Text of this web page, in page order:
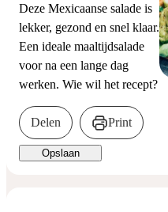
Deze Mexicaanse salade is
lekker, gezond en snel klaar.
Een ideale maaltijdsalade
voor na een lange dag
werken. Wie wil het recept?
Delen Print
Opslaan